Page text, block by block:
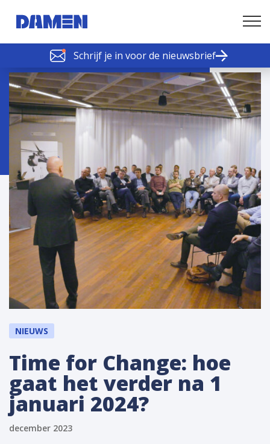
Schrijf je in voor de nieuwsbrief
SCHELDE SCHAKELS
Nieuws of tips
NIEUWS
Time for Change: hoe
gaat het verder na 1
januari 2024?
december 2023